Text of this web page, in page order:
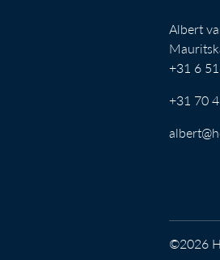
Albert
+31 6
+31 70
©2026